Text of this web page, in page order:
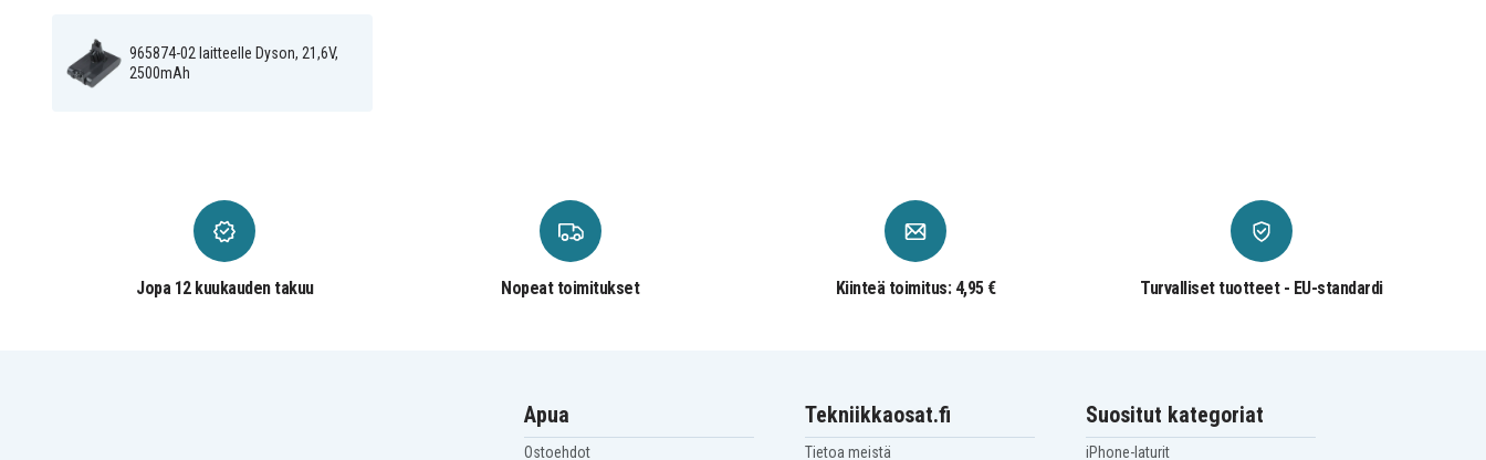
EAN / GTIN 4894128114116
967810-21
965874-02 laitteelle Dyson, 21,6V,
2500mAh
Jopa 12 kuukauden takuu Nopeat toimitukset Kiinteä toimitus: 4,95 € Turvalliset tuotteet - EU-standardi
Apua
Ostoehdot
Tekniikkaosat.fi
Tietoa meistä
Suositut kategoriat
iPhone-laturit